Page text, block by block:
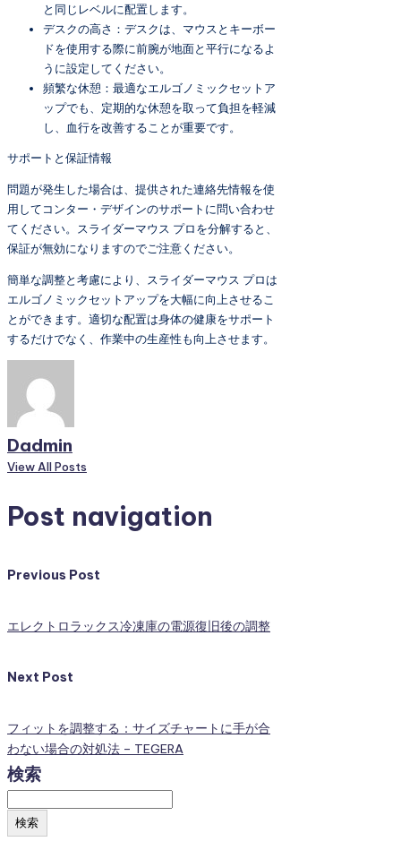
と同じレベルに配置します。
デスクの高さ：デスクは、マウスとキーボー
ドを使用する際に前腕が地面と平行になるよ
うに設定してください。
頻繁な休憩：最適なエルゴノミックセットア
ップでも、定期的な休憩を取って負担を軽減
し、血行を改善することが重要です。
サポートと保証情報
問題が発生した場合は、提供された連絡先情報を使
用してコンター・デザインのサポートに問い合わせ
てください。スライダーマウス プロを分解すると、
保証が無効になりますのでご注意ください。
簡単な調整と考慮により、スライダーマウス プロは
エルゴノミックセットアップを大幅に向上させるこ
とができます。適切な配置は身体の健康をサポート
するだけでなく、作業中の生産性も向上させます。
Dadmin
View All Posts
Post navigation
Previous Post
エレクトロラックス冷凍庫の電源復旧後の調整
Next Post
フィットを調整する：サイズチャートに手が合
わない場合の対処法 – TEGERA
検索
検索